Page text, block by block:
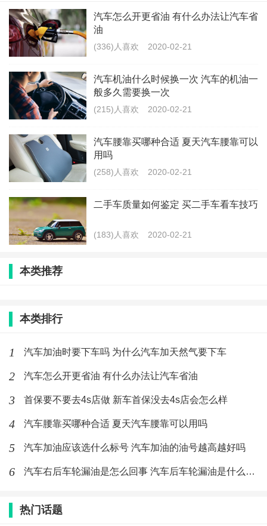
的时间。
如果是使用原厂机油，建议按照汽车保养手册上指出的
物油还是半合成油、全合成油，类型不同更换周期也有
区别。
在城市驾驶中，长时间慢速、走走停停、在低于8km的
短距离内行驶等非常规驾驶状况中，建议缩短更换周
期。因为这种驾驶情况会影响发动机的寿命。
如果遇上比较恶劣的天气或者环境，比如大雪、沙路
等，因为容易堵塞机油滤，增加机油的杂质含量，也建
标签：
油
(283)人喜欢 2020-02-21
汽车加油时要下车吗 为什么汽车加天然
汽车怎么开更省油 有什么办法让汽车省
油
(336)人喜欢 2020-02-21
汽车机油什么时候换一次 汽车的机油一
般多久需要换一次
(215)人喜欢 2020-02-21
汽车腰靠买哪种合适 夏天汽车腰靠可以
用吗
(258)人喜欢 2020-02-21
二手车质量如何鉴定 买二手车看车技巧
(183)人喜欢 2020-02-21
本类推荐
本类排行
1 汽车加油时要下车吗 为什么汽车加天然气要下车
2 汽车怎么开更省油 有什么办法让汽车省油
3 首保要不要去4s店做 新车首保没去4s店会怎么样
4 汽车腰靠买哪种合适 夏天汽车腰靠可以用吗
5 汽车加油应该选什么标号 汽车加油的油号越高越好吗
6 汽车右后车轮漏油是怎么回事 汽车后车轮漏油是什么原因
热门话题